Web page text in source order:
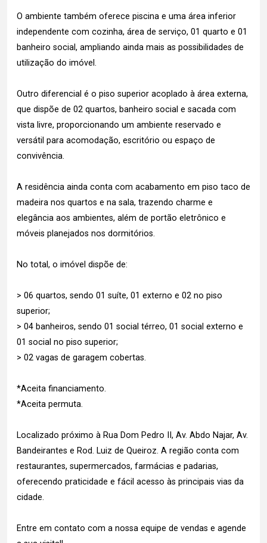
O ambiente também oferece piscina e uma área inferior
independente com cozinha, área de serviço, 01 quarto e 01
banheiro social, ampliando ainda mais as possibilidades de
utilização do imóvel.
Outro diferencial é o piso superior acoplado à área externa,
que dispõe de 02 quartos, banheiro social e sacada com
vista livre, proporcionando um ambiente reservado e
versátil para acomodação, escritório ou espaço de
convivência.
A residência ainda conta com acabamento em piso taco de
madeira nos quartos e na sala, trazendo charme e
elegância aos ambientes, além de portão eletrônico e
móveis planejados nos dormitórios.
No total, o imóvel dispõe de:
> 06 quartos, sendo 01 suíte, 01 externo e 02 no piso
superior;
> 04 banheiros, sendo 01 social térreo, 01 social externo e
01 social no piso superior;
> 02 vagas de garagem cobertas.
*Aceita financiamento.
*Aceita permuta.
Localizado próximo à Rua Dom Pedro II, Av. Abdo Najar, Av.
Bandeirantes e Rod. Luiz de Queiroz. A região conta com
restaurantes, supermercados, farmácias e padarias,
oferecendo praticidade e fácil acesso às principais vias da
cidade.
Entre em contato com a nossa equipe de vendas e agende